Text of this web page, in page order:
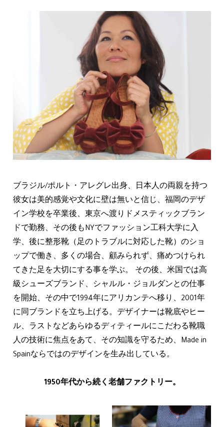
ブラジル/ポルト・アレグレ出身、日本人の両親を持つ
彼女は美的感覚や文化に壁は無いと信じ、福岡のデザ
イン学校を卒業後、東京へ渡りドメスティックブラン
ドで勤務、その後もNYでファッション工科大学に入
学、後に整形靴（足のトラブルに対応した靴）のショ
ップで働き、多くの場合、顧みられず、痛めつけられ
てきた足を大切にする事を学ぶ。 その後、米国では高
級シューズブランド、シャルル・ジョルダンとの仕事
を開始、その中で1994年にアリカンテへ移り、2001年
に同ブランドを立ち上げる。デザイナーは靴底やヒー
ル、ラストなどあらゆるディティールにこだわる靴職
人の技術に焦点をあて、その知識を守るため、Made in
Spainならではのデザインを生み出している。
1950年代から続く老舗ファクトリー。